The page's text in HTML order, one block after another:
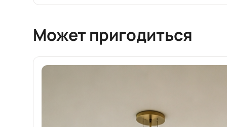
Может пригодиться